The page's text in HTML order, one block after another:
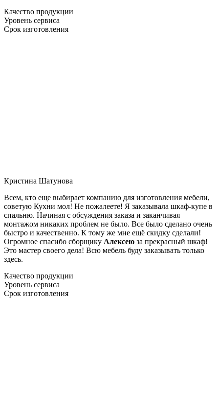
Качество продукции
Уровень сервиса
Срок изготовления
Кристина Шатунова
Всем, кто еще выбирает компанию для изготовления мебели,
советую Кухни мол! Не пожалеете! Я заказывала шкаф-купе в
спальню. Начиная с обсуждения заказа и заканчивая
монтажом никаких проблем не было. Все было сделано очень
быстро и качественно. К тому же мне ещё скидку сделали!
Огромное спасибо сборщику Алексею за прекрасный шкаф!
Это мастер своего дела! Всю мебель буду заказывать только
здесь.
Качество продукции
Уровень сервиса
Срок изготовления